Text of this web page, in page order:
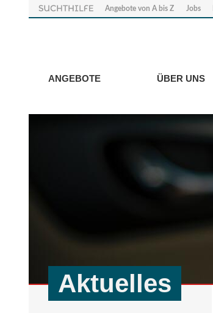
Angebote von A bis Z Jobs
ANGEBOTE ÜBER UNS
Aktuelles